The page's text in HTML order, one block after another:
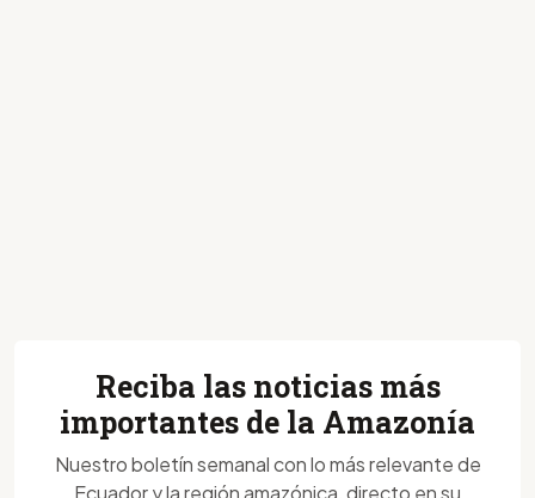
Reciba las noticias más
importantes de la Amazonía
Nuestro boletín semanal con lo más relevante de